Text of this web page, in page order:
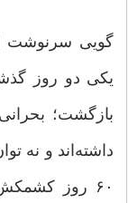
گویی سرنوشت
یکی دو روز
بازگشت؛
داشته‌اند و نه
۶۰ روز